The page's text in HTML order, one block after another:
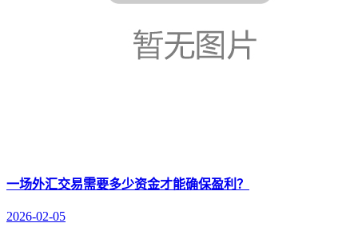
一场外汇交易需要多少资金才能确保盈利？
2026-02-05